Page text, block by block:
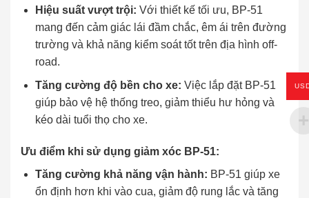
Hiệu suất vượt trội: Với thiết kế tối ưu, BP-51
mang đến cảm giác lái đầm chắc, êm ái trên đường
trường và khả năng kiểm soát tốt trên địa hình off-
road.
Tăng cường độ bền cho xe: Việc lắp đặt BP-51
giúp bảo vệ hệ thống treo, giảm thiểu hư hỏng và
kéo dài tuổi thọ cho xe.
Ưu điểm khi sử dụng giảm xóc BP-51:
Tăng cường khả năng vận hành: BP-51 giúp xe
ổn định hơn khi vào cua, giảm độ rung lắc và tăng